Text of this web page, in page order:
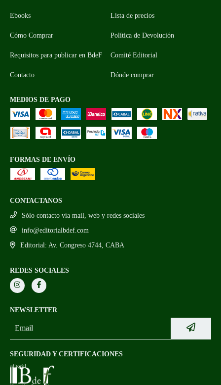
Ebooks Lista de precios
Cómo Comprar Política de Devolución
Requisitos para publicar en BdeF Comité Editorial
Contacto Dónde comprar
MEDIOS DE PAGO
FORMAS DE ENVÍO
CONTACTANOS
Sólo contacto vía mail, web y redes sociales
info@editorialbdef.com
Editorial: Av. Congreso 4744, CABA
REDES SOCIALES
NEWSLETTER
SEGURIDAD Y CERTIFICACIONES